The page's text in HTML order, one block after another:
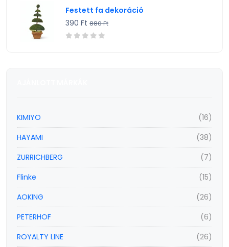
Festett fa dekoráció
390 Ft 880 Ft
KIMIYO
(16)
HAYAMI
(38)
ZURRICHBERG
(7)
Flinke
(15)
AOKING
(26)
PETERHOF
(6)
ROYALTY LINE
(26)